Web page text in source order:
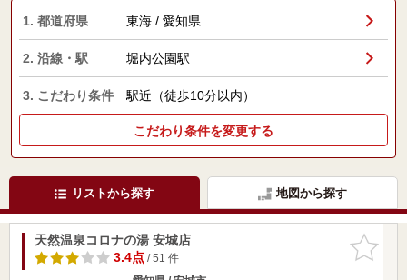
1. 都道府県 東海 / 愛知県
2. 沿線・駅 堀内公園駅
3. こだわり条件 駅近（徒歩10分以内）
こだわり条件を変更する
リストから探す 地図から探す
お気に入
りに追加
天然温泉コロナの湯 安城店
3.4点/ 51 件